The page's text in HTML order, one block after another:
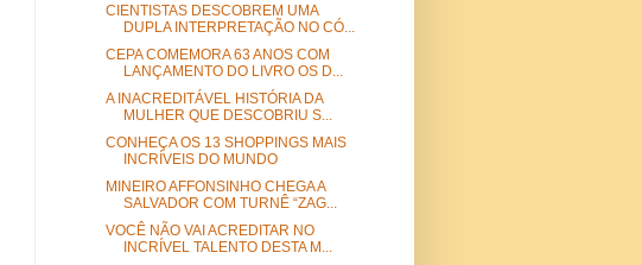
CIENTISTAS DESCOBREM UMA
DUPLA INTERPRETAÇÃO NO CÓ...
CEPA COMEMORA 63 ANOS COM
LANÇAMENTO DO LIVRO OS D...
A INACREDITÁVEL HISTÓRIA DA
MULHER QUE DESCOBRIU S...
CONHEÇA OS 13 SHOPPINGS MAIS
INCRÍVEIS DO MUNDO
MINEIRO AFFONSINHO CHEGA A
SALVADOR COM TURNÊ “ZAG...
VOCÊ NÃO VAI ACREDITAR NO
INCRÍVEL TALENTO DESTA M...